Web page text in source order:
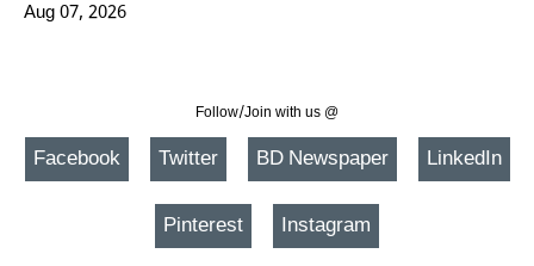
Aug 07, 2026
Follow/Join with us @
Facebook Twitter BD Newspaper LinkedIn
Pinterest Instagram